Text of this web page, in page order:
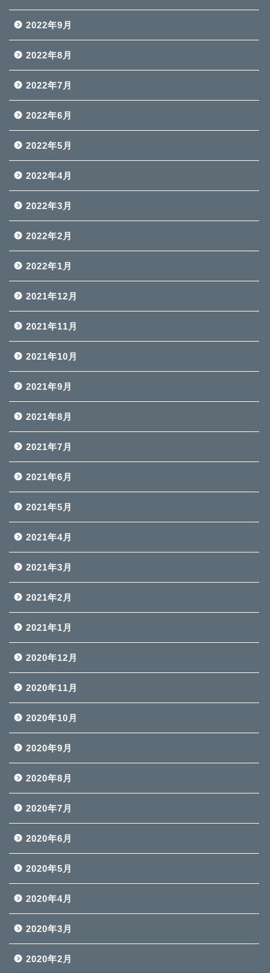
2022年9月
2022年8月
2022年7月
2022年6月
2022年5月
2022年4月
2022年3月
2022年2月
2022年1月
2021年12月
2021年11月
2021年10月
2021年9月
2021年8月
2021年7月
2021年6月
2021年5月
2021年4月
2021年3月
2021年2月
2021年1月
2020年12月
2020年11月
2020年10月
2020年9月
2020年8月
2020年7月
2020年6月
2020年5月
2020年4月
2020年3月
2020年2月